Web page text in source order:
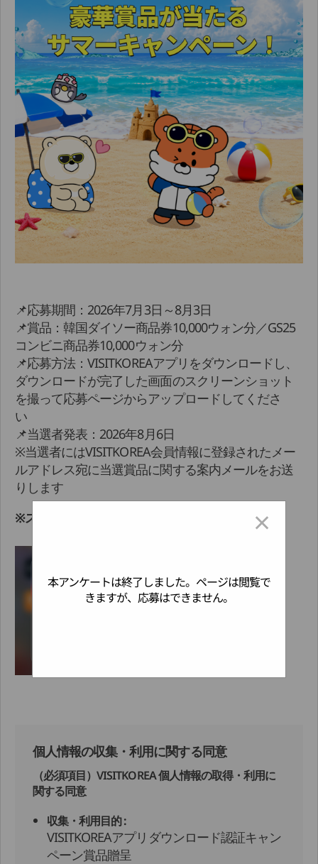
📌応募期間：2026年7月3日～8月3日
📌賞品：韓国ダイソー商品券10,000ウォン分／GS25
コンビニ商品券10,000ウォン分
📌応募方法：VISITKOREAアプリをダウンロードし、
ダウンロードが完了した画面のスクリーンショット
を撮って応募ページからアップロードしてくださ
い
📌当選者発表：2026年8月6日
※当選者にはVISITKOREA会員情報に登録されたメー
ルアドレス宛に当選賞品に関する案内メールをお送
りします
※スクリーンショットの例
個人情報の収集・利用に関する同意
（必須項目）VISITKOREA 個人情報の取得・利用に
関する同意
収集・利用目的 :
VISITKOREAアプリダウンロード認証キャン
ペーン賞品贈呈
×
本アンケートは終了しました。ページは閲覧で
きますが、応募はできません。